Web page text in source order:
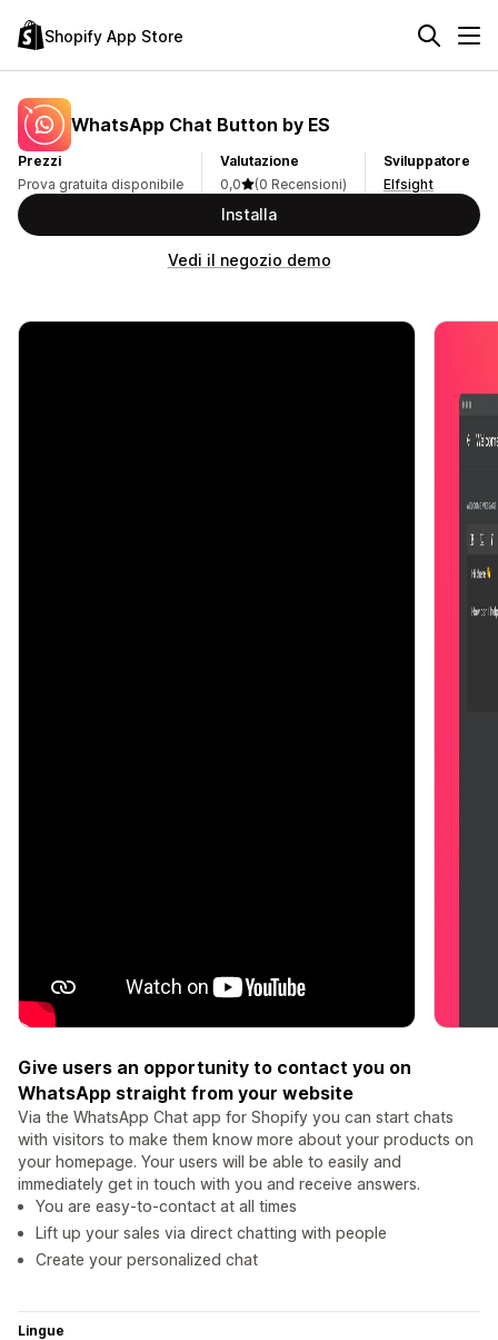
Shopify App Store
WhatsApp Chat Button by ES
Prezzi
Prova gratuita disponibile
Valutazione
0,0
(0 Recensioni)
Sviluppatore
Elfsight
Installa
Vedi il negozio demo
Give users an opportunity to contact you on
WhatsApp straight from your website
Via the WhatsApp Chat app for Shopify you can start chats
with visitors to make them know more about your products on
your homepage. Your users will be able to easily and
immediately get in touch with you and receive answers.
You are easy-to-contact at all times
Lift up your sales via direct chatting with people
Create your personalized chat
Lingue